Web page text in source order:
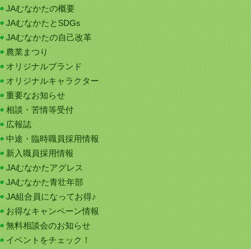
JAむなかたの概要
JAむなかたとSDGs
JAむなかたの自己改革
農業まつり
オリジナルブランド
オリジナルキャラクター
重要なお知らせ
相談・苦情等受付
広報誌
中途・臨時職員採用情報
新入職員採用情報
JAむなかたアグレス
JAむなかた青壮年部
JA組合員になってお得♪
お得なキャンペーン情報
無料相談会のお知らせ
イベントをチェック！